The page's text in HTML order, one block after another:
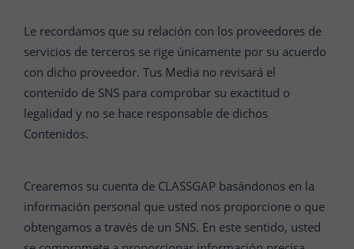
Le recordamos que su relación con los proveedores de
servicios de terceros se rige únicamente por su acuerdo
con dicho proveedor. Tus Media no revisará el
contenido de SNS para comprobar su exactitud o
legalidad y no se hace responsable de dichos
Contenidos.
Crearemos su cuenta de CLASSGAP basándonos en la
información personal que usted nos proporcione o que
obtengamos a través de un SNS. En este sentido, usted